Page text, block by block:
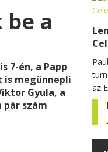
a
7-én, a Papp
is megünnepli
Gyula, a
szám
az